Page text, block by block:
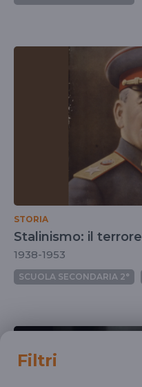
STORIA
Stalinismo: il terrore
1938-1953
SCUOLA SECONDARIA 2°
Filtri